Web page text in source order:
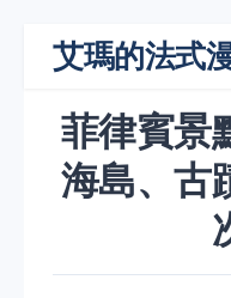
艾瑪的法式
菲律賓景
海島、古